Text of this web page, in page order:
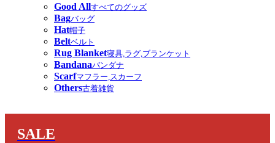
Good Allすべてのグッズ
Bagバッグ
Hat帽子
Beltベルト
Rug Blanket寝具,ラグ,ブランケット
Bandanaバンダナ
Scarfマフラー,スカーフ
Others古着雑貨
SALE